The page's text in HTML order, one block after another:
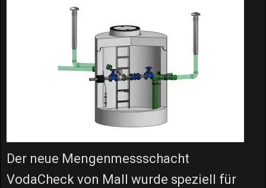
Der neue Mengenmessschacht
VodaCheck von Mall wurde speziell für